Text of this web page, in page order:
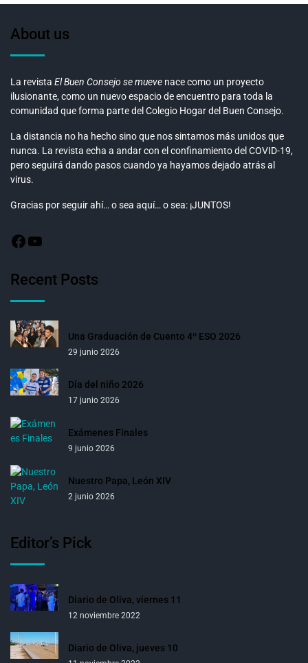
About us
La revista El Buen Consejo se mueve nace como un proyecto
ilusionante, como un nuevo espacio de encuentro para toda la
comunidad que forma parte del Colegio Hogar del Buen Consejo.
La distancia no ha hecho sino que nos sintamos más unidos que
nunca. La revista echa a andar con el confinamiento del COVID-19,
pero seguirá dando pasos cuando ya hayamos dejado atrás al
virus.
Gracias por seguir ahí… o sea aquí… o sea: ¡JUNTOS!
Recent Posts
Una Graduación de Cuento 4º ESO 2026
29 junio 2026
Día del niño 2026
17 junio 2026
Exámenes Finales
9 junio 2026
Nuestro Papa, León XIV
2 junio 2026
Editor’s Pick
Diario de Oliva, viernes 11
12 noviembre 2022
Diario de Oliva, jueves 10